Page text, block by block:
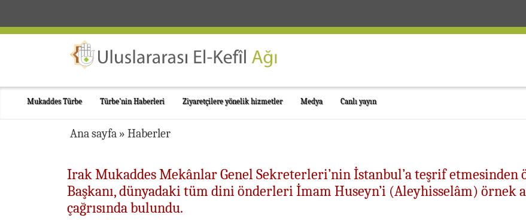
Mukaddes Türbe Türbe'nin Haberleri Ziyaretçilere yönelik hizmetler Medya Canlı yayın
Ana sayfa » Haberler
Irak Mukaddes Mekânlar Genel Sekreterleri’nin İstanbul’a teşrif etmesinden
Başkanı, dünyadaki tüm dini önderleri İmam Huseyn’i (Aleyhisselâm)
çağrısında bulundu.